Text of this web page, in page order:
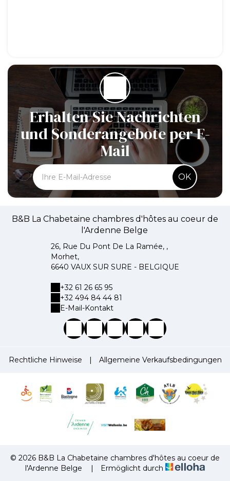
Erhalten Sie Nachrichten
und Sonderangebote per E-
Mail
OK
B&B La Chabetaine chambres d'hôtes au coeur de
l'Ardenne Belge
26, Rue Du Pont De La Ramée, ,
Morhet,
6640 VAUX SUR SURE - BELGIQUE
+32 61 26 65 95
+32 494 84 44 81
E-Mail-Kontakt
Rechtliche Hinweise | Allgemeine Verkaufsbedingungen
© 2026 B&B La Chabetaine chambres d'hôtes au coeur de
l'Ardenne Belge
| Ermöglicht durch